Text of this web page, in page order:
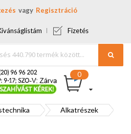
Regisztráció
Fizetés
Alkatrészek